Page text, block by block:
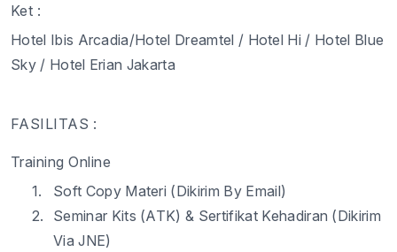
Ket :
Hotel Ibis Arcadia/Hotel Dreamtel / Hotel Hi / Hotel Blue
Sky / Hotel Erian Jakarta
FASILITAS :
Training Online
1.
Soft Copy Materi (Dikirim By Email)
2.
Seminar Kits (ATK)& Sertifikat Kehadiran (Dikirim
Via JNE)